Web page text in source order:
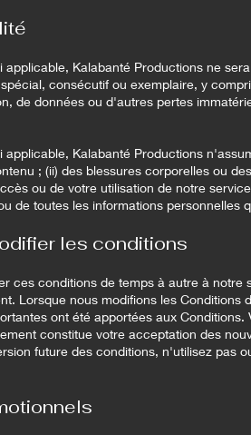
Kalabanté Productions ne
consécutif ou exemplaire, y
de données ou d'autres pertes
Kalabanté Productions
; (ii) des blessures corporelles ou
ou de votre utilisation de notre
de toutes les informations personnelles
les conditions
ces conditions de temps à autre à notre
Lorsque nous modifions les Conditions
ont été apportées aux
constitue votre acceptation des
future des conditions, n'utilisez pas